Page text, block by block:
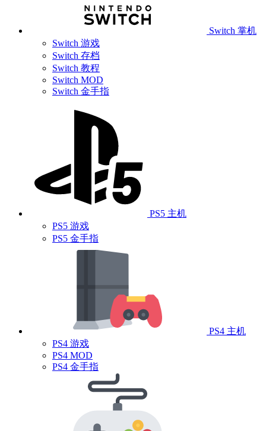
Switch 掌机
Switch 游戏
Switch 存档
Switch 教程
Switch MOD
Switch 金手指
PS5 主机
PS5 游戏
PS5 金手指
PS4 主机
PS4 游戏
PS4 MOD
PS4 金手指